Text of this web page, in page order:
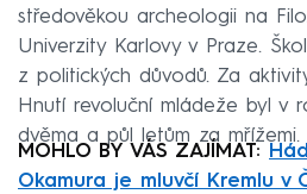
středověkou archeologii na
Univerzity Karlovy v Praze.
z politických důvodů. Za
Hnutí revoluční mládeže byl v
dvěma a půl letům za mřížemi.
MOHLO BY VÁS ZAJÍMAT:
Okamura je mluvčí Kremlu v